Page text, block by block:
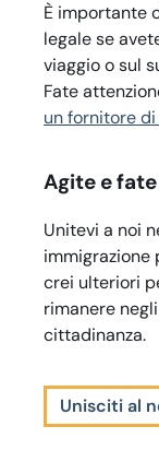
È importante
legale se
viaggio o sul
Fate
un fornitore
Agite e
Unitevi a noi
immigrazione
crei ulteriori
rimanere
cittadinanza.
Unisciti al